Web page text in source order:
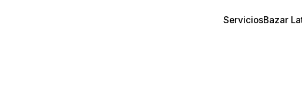
ServiciosBazar